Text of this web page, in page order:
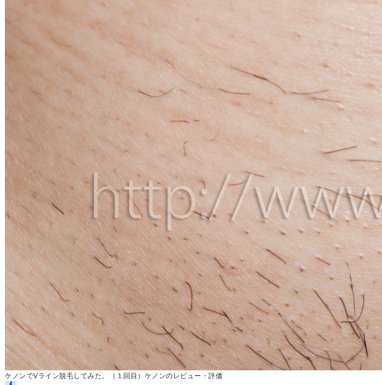
ケノンでVライン脱毛してみた。（１回目）ケノンのレビュー・評価